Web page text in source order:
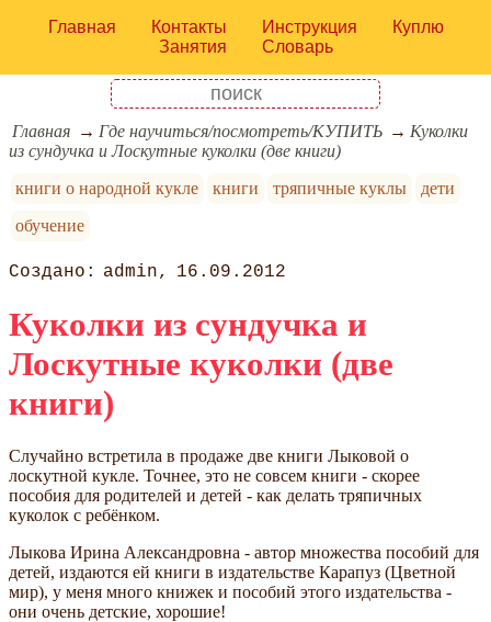
Главная Контакты Инструкция
Куплю
Занятия
Словарь
Главная Где научиться/посмотреть/КУПИТЬ
Куколки
из сундучка и Лоскутные куколки (две книги)
книги о народной кукле
книги тряпичные куклы
дети
обучение
admin 16.09.2012
Куколки из сундучка и
Лоскутные куколки (две
книги)
Случайно встретила в продаже две книги Лыковой о
лоскутной кукле. Точнее, это не совсем книги - скорее
пособия для родителей и детей - как делать тряпичных
куколок с ребёнком.
Лыкова Ирина Александровна - автор множества пособий для
детей, издаются ей книги в издательстве Карапуз (Цветной
мир), у меня много книжек и пособий этого издательства -
они очень детские, хорошие!